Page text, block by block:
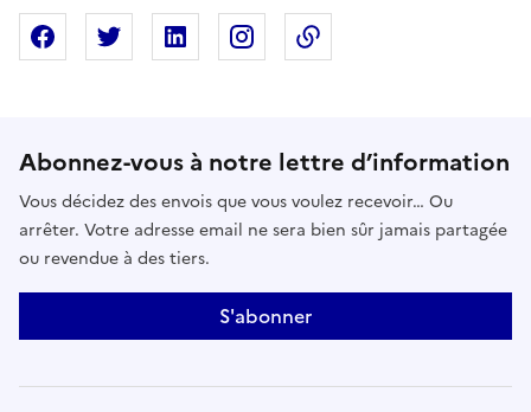
Partager sur Facebook
Partager sur XPartager sur Linkedin
Partager sur Instagram
Abonnez-vous à notre lettre d’information
Vous décidez des envois que vous voulez recevoir… Ou
arrêter. Votre adresse email ne sera bien sûr jamais partagée
ou revendue à des tiers.
S'abonner